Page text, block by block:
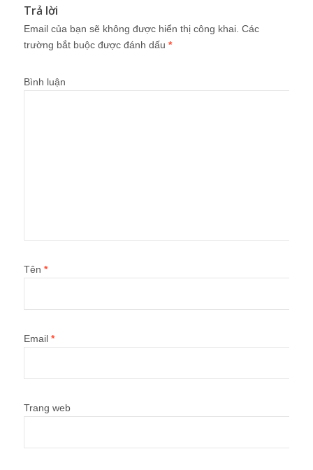
Trả lời
Email của bạn sẽ không được hiển thị công khai. Các
trường bắt buộc được đánh dấu *
Bình luận
Tên *
Email *
Trang web